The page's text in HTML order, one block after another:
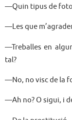
—Quin tipus de
—Les que
—Treballes en
tal?
—No, no visc de la
—Ah no? O sigui, i